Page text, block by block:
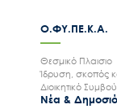
Ο.ΦΥ.ΠΕ.Κ.Α.
Θεσμικό Πλαισιο
Ίδρυση, σκοπός
Διοικητικό
Νέα &